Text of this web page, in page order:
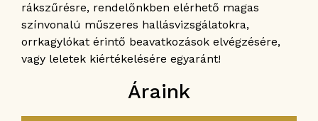
rákszűrésre, rendelőnkben elérhető magas
színvonalú műszeres hallásvizsgálatokra,
orrkagylókat érintő beavatkozások elvégzésére,
vagy leletek kiértékelésére egyaránt!
Áraink